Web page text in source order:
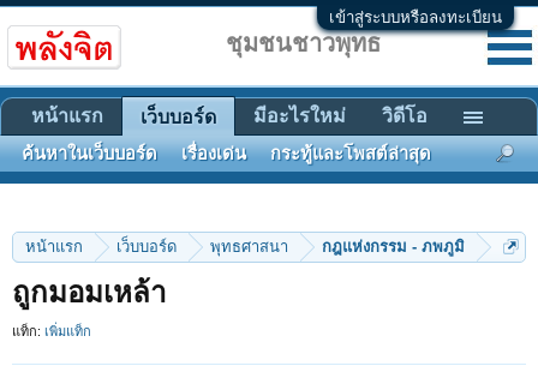
เข้าสู่ระบบหรือลงทะเบียน
หน้าแรก เว็บบอร์ด พุทธศาสนา กฎแห่งกรรม - ภพภูมิ
ถูกมอมเหล้า
แท็ก: เพิ่มแท็ก
ชุมชนชาวพุทธ
หน้าแรก เว็บบอร์ด
ค้นหาในเว็บบอร์ด เรื่องเด่น กระทู้และโพสต์ล่าสุด
มีอะไรใหม่ วิดีโอ